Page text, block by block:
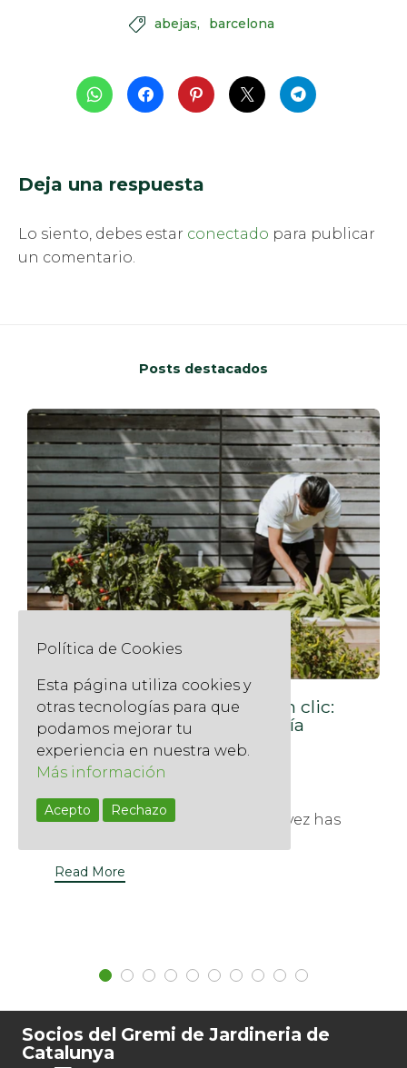
 abejas barcelona
Deja una respuesta
Lo siento, debes estar conectado para publicar
un comentario.
Posts destacados
El jardín de tus sueños a un clic:
Asesoramiento de jardinería
online personalizado
22 octubre, 2025
El poder del asesoramiento de
jardinería a distancia ¿Alguna vez has
Read More
Socios del Gremi de Jardineria de
Catalunya
Política de Cookies
Esta página utiliza cookies y
otras tecnologías para que
podamos mejorar tu
experiencia en nuestra web.
Más información
Acepto Rechazo